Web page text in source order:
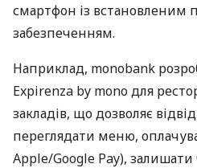
смартфон із встановленим
забезпеченням.
Наприклад, monobank
Expirenza by mono для
закладів, що дозволяє
переглядати меню,
Apple/Google Pay), залишати